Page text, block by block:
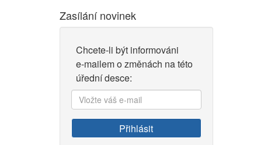
Zasílání novinek
Chcete-li být informováni
e-mailem o změnách na této
úřední desce:
Vložte
váš
e-
mail:
Přihlásit